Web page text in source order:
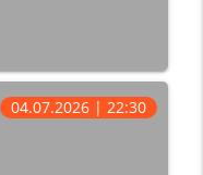
04.07.2026 | 22:30